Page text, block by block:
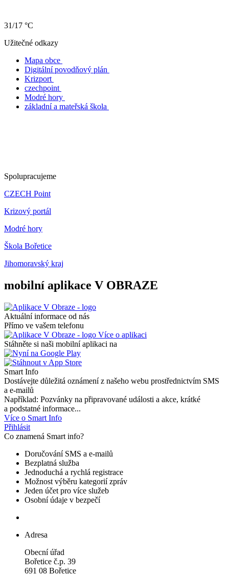
31/17 °C
Užitečné odkazy
Mapa obce
Digitální povodňový plán
Krizport
czechpoint
Modré hory
základní a mateřská škola
Spolupracujeme
CZECH Point
Krizový portál
Modré hory
Škola Bořetice
Jihomoravský kraj
mobilní aplikace V OBRAZE
Aktuální informace od nás
Přímo ve vašem telefonu
Více o aplikaci
Stáhněte si naši mobilní aplikaci na
Smart Info
Dostávejte důležitá oznámení z našeho webu prostřednictvím SMS
a e-mailů
Například: Pozvánky na připravované události a akce, krátké
a podstatné informace...
Více o Smart Info
Přihlásit
Co znamená Smart info?
Doručování SMS a e-mailů
Bezplatná služba
Jednoduchá a rychlá registrace
Možnost výběru kategorií zpráv
Jeden účet pro více služeb
Osobní údaje v bezpečí
Adresa
Obecní úřad
Bořetice č.p. 39
691 08 Bořetice